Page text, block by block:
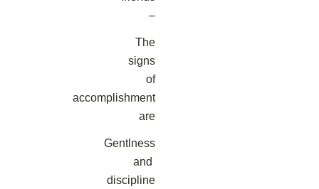
–
The
signs
of
accomplishment
are
Gentlness
and
discipline